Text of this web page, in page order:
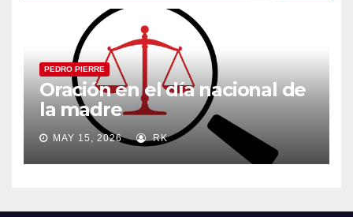
PEDRO PIERRE
Oración en el día nacional de
la madre
MAY 15, 2026 RK